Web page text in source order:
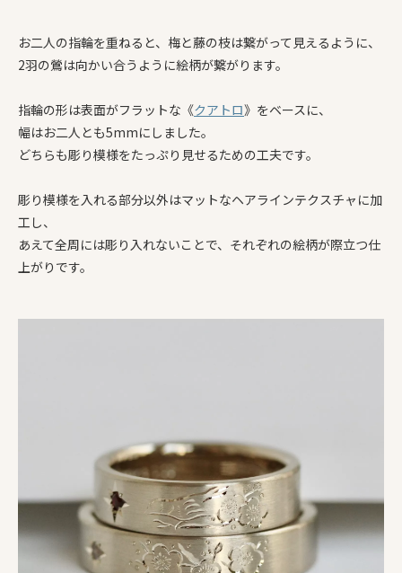
お二人の指輪を重ねると、梅と藤の枝は繋がって見えるように、
2羽の鶯は向かい合うように絵柄が繋がります。
指輪の形は表面がフラットな《クアトロ》をベースに、
幅はお二人とも5mmにしました。
どちらも彫り模様をたっぷり見せるための工夫です。
彫り模様を入れる部分以外はマットなヘアラインテクスチャに加
工し、
あえて全周には彫り入れないことで、それぞれの絵柄が際立つ仕
上がりです。